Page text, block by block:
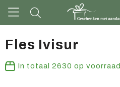
Fles Ivisur
In totaal 2630 op voorraad